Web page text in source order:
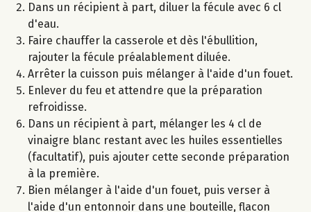
Dans un récipient à part, diluer la fécule avec 6 cl
d'eau.
Faire chauffer la casserole et dès l'ébullition,
rajouter la fécule préalablement diluée.
Arrêter la cuisson puis mélanger à l'aide d'un fouet.
Enlever du feu et attendre que la préparation
refroidisse.
Dans un récipient à part, mélanger les 4 cl de
vinaigre blanc restant avec les huiles essentielles
(facultatif), puis ajouter cette seconde préparation
à la première.
Bien mélanger à l'aide d'un fouet, puis verser à
l'aide d'un entonnoir dans une bouteille, flacon